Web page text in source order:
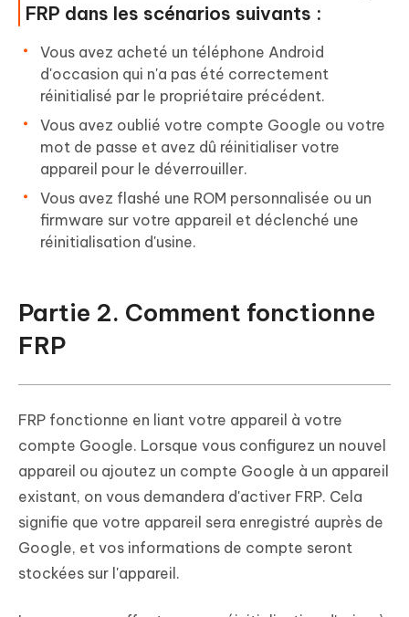
FRP dans les scénarios suivants :
Vous avez acheté un téléphone Android
d'occasion qui n'a pas été correctement
réinitialisé par le propriétaire précédent.
Vous avez oublié votre compte Google ou votre
mot de passe et avez dû réinitialiser votre
appareil pour le déverrouiller.
Vous avez flashé une ROM personnalisée ou un
firmware sur votre appareil et déclenché une
réinitialisation d'usine.
Partie 2. Comment fonctionne
FRP
FRP fonctionne en liant votre appareil à votre
compte Google. Lorsque vous configurez un nouvel
appareil ou ajoutez un compte Google à un appareil
existant, on vous demandera d'activer FRP. Cela
signifie que votre appareil sera enregistré auprès de
Google, et vos informations de compte seront
stockées sur l'appareil.